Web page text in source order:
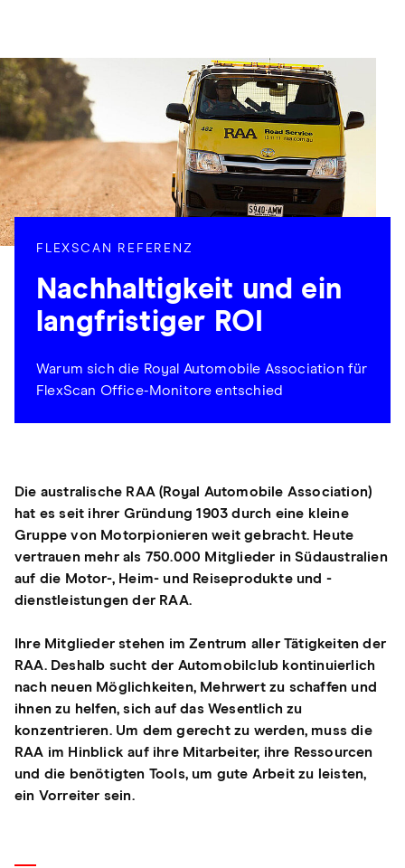
FLEXSCAN REFERENZ
Nachhaltigkeit und ein
langfristiger ROI
Warum sich die Royal Automobile Association für
FlexScan Office-Monitore entschied
Die australische RAA (Royal Automobile Association)
hat es seit ihrer Gründung 1903 durch eine kleine
Gruppe von Motorpionieren weit gebracht. Heute
vertrauen mehr als 750.000 Mitglieder in Südaustralien
auf die Motor-, Heim- und Reiseprodukte und -
dienstleistungen der RAA.
Ihre Mitglieder stehen im Zentrum aller Tätigkeiten der
RAA. Deshalb sucht der Automobilclub kontinuierlich
nach neuen Möglichkeiten, Mehrwert zu schaffen und
ihnen zu helfen, sich auf das Wesentlich zu
konzentrieren. Um dem gerecht zu werden, muss die
RAA im Hinblick auf ihre Mitarbeiter, ihre Ressourcen
und die benötigten Tools, um gute Arbeit zu leisten,
ein Vorreiter sein.